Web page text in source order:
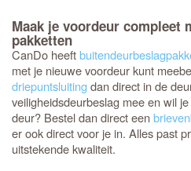
Maak je voordeur compleet
pakketten
CanDo heeft
met je nieuwe voordeur kunt
driepuntsluitingdan direct in de
veiligheidsdeurbeslag mee en wil
deur? Bestel dan direct een
er ook direct voor je in. Alles past
uitstekende kwaliteit.